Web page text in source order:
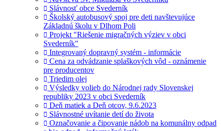
Slávnosť obce Svederník
Školský autobusový spoj pre deti navštevujúce
Základnú školu v Dlhom Poli
Projekt "Riešenie migračných výziev v obci
Svederník"
Integrovaný dopravný systém - informácie
Cena za odvádzanie splaškových vôd - oznámenie
pre producentov
Triedim olej
Výsledky volieb do Národnej rady Slovenskej
republiky 2023 v obci Svederník
Deň matiek a Deň otcov, 9.6.2023
Slávnostné uvítanie detí do života
Označovanie a čipovanie nádob na komunálny odpad